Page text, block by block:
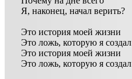
Я, наконец, начал верить?
Это история моей жизни
Это ложь, которую я создал
Это история моей жизни
Это ложь, которую я создал